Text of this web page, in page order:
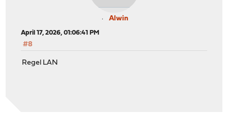
Alwin
April 17, 2026, 01:06:41 PM
#8
Regel LAN